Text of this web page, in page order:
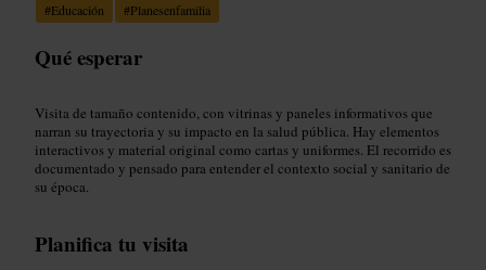
#Educación #Planesenfamilia
Qué esperar
Visita de tamaño contenido, con vitrinas y paneles informativos que
narran su trayectoria y su impacto en la salud pública. Hay elementos
interactivos y material original como cartas y uniformes. El recorrido es
documentado y pensado para entender el contexto social y sanitario de
su época.
Planifica tu visita